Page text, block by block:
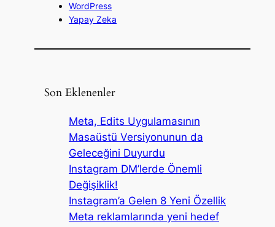
WordPress
Yapay Zeka
Son Eklenenler
Meta, Edits Uygulamasının
Masaüstü Versiyonunun da
Geleceğini Duyurdu
Instagram DM’lerde Önemli
Değişiklik!
Instagram’a Gelen 8 Yeni Özellik
Meta reklamlarında yeni hedef